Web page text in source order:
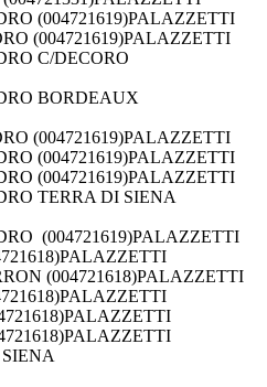
(004721619)PALAZZETTI
(004721619)PALAZZETTI
C/DECORO
BORDEAUX
(004721619)PALAZZETTI
(004721619)PALAZZETTI
(004721619)PALAZZETTI
TERRA DI SIENA
(004721619)PALAZZETTI
(004721618)PALAZZETTI